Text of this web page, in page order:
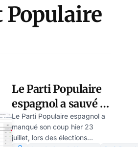
Populaire
Le Parti Populaire
espagnol a sauvé la
mise aux
socialistes
Le Parti Populaire espagnol a
manqué son coup hier 23
juillet, lors des élections